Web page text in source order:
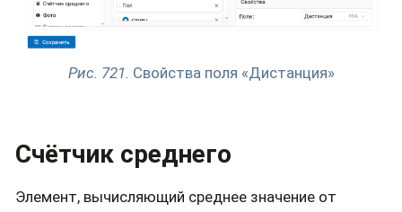
Рис. 721. Свойства поля «Дистанция»
Счётчик среднего
Элемент, вычисляющий среднее значение от